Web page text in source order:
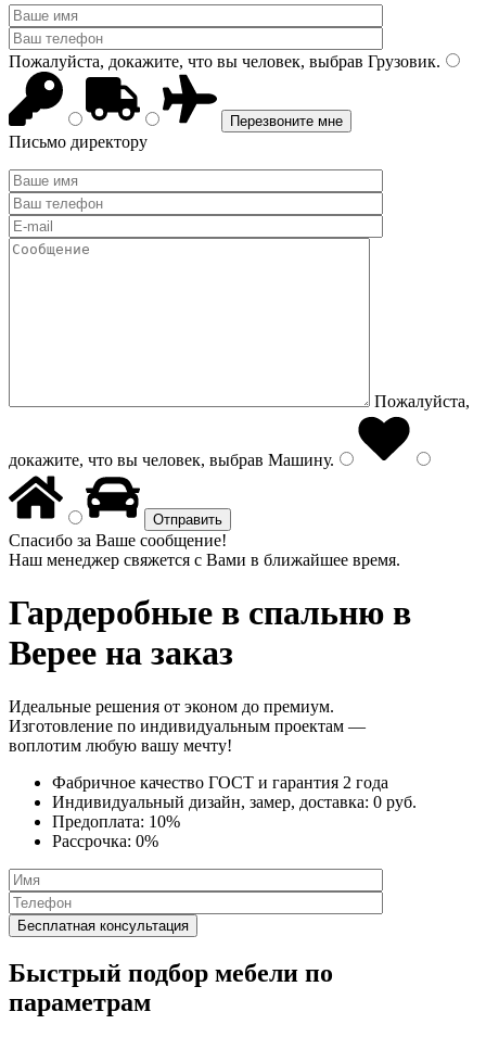
Пожалуйста, докажите, что вы человек, выбрав Грузовик.
Письмо директору
Пожалуйста,
докажите, что вы человек, выбрав Машину.
Спасибо за Ваше сообщение!
Наш менеджер свяжется с Вами в ближайшее время.
Гардеробные в спальню в
Верее на заказ
Идеальные решения от эконом до премиум.
Изготовление по индивидуальным проектам —
воплотим любую вашу мечту!
Фабричное качество ГОСТ и гарантия 2 года
Индивидуальный дизайн, замер, доставка: 0 руб.
Предоплата: 10%
Рассрочка: 0%
Быстрый подбор мебели по
параметрам